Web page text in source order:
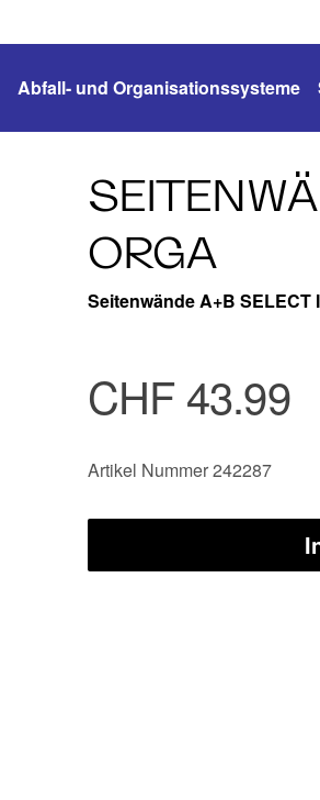
Abfall- und Organisationssysteme
ORGA
Seitenwände A+B SELECT
CHF 43.99
Artikel Nummer 242287